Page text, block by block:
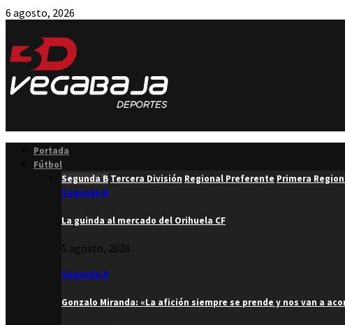
6 agosto, 2026
Portada
Fútbol
Segunda B Tercera División Regional Preferente Primera
Segunda B
La guinda al mercado del Orihuela CF
5 agosto, 2026
Segunda B
Gonzalo Miranda: «La afición siempre se prende y nos van a